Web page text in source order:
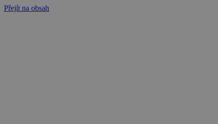
Přejít na obsah